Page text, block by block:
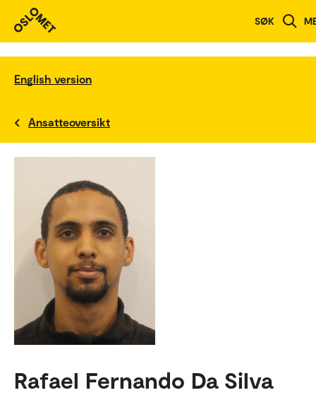
SØK
English version
Ansatteoversikt
Rafael Fernando Da Silva